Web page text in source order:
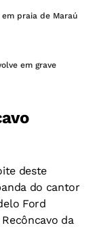
praia de Maraú
em grave
deste
do cantor
Ford
da